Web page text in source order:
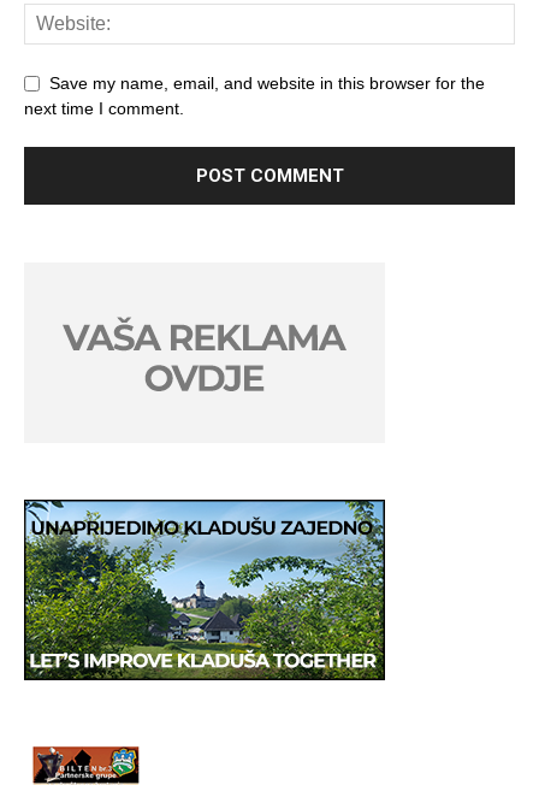
Save my name, email, and website in this browser for the
next time I comment.